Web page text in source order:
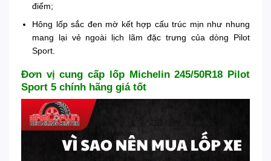
điểm;
Hông lốp sắc đen mờ kết hợp cấu trúc mịn như nhung
mang lại vẻ ngoài lịch lãm đặc trưng của dòng Pilot
Sport.
Đơn vị cung cấp lốp Michelin 245/50R18 Pilot
Sport 5 chính hãng giá tốt